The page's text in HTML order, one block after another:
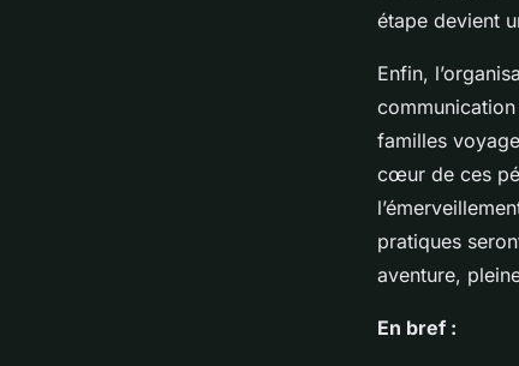
étape devient
Enfin,
familles
cœur de ces
pratiques
aventure,
En bref :